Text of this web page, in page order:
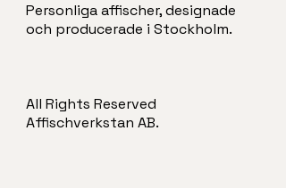
Personliga affischer, designade
och producerade i Stockholm.
All Rights Reserved
Affischverkstan AB.